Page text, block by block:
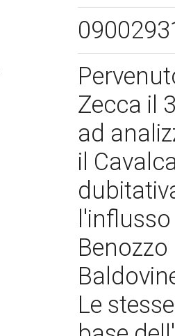
Zecca il
ad
il
Benozzo
Le